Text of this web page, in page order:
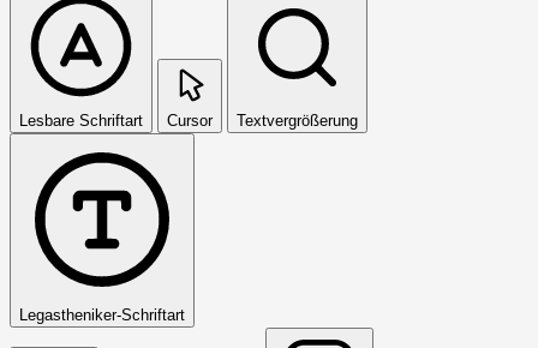
Lesbare Schriftart Cursor Textvergrößerung
Legastheniker-Schriftart